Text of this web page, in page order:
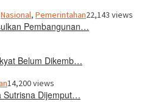
Nasional, Pemerintahan22,143 views
Pembangunan…
Belum Dikemb…
14,200 views
Sutrisna Dijemput…